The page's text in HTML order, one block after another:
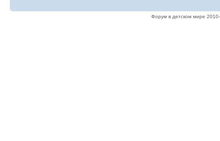
Форум в детском мире